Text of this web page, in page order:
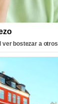
ver bostezar a otros